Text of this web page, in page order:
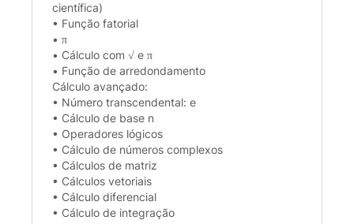
científica)
• Função fatorial
• π
• Cálculo com √ e π
• Função de arredondamento
Cálculo avançado:
• Número transcendental: e
• Cálculo de base n
• Operadores lógicos
• Cálculo de números complexos
• Cálculos de matriz
• Cálculos vetoriais
• Cálculo diferencial
• Cálculo de integração